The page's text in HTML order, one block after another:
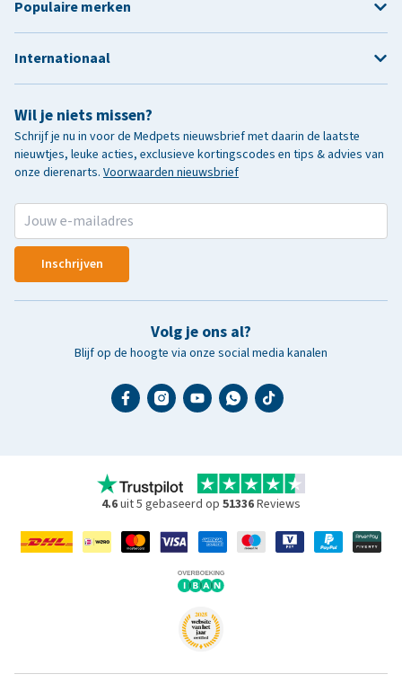
Wil je niets missen?
Schrijf je nu in voor de Medpets nieuwsbrief met daarin de laatste
nieuwtjes, leuke acties, exclusieve kortingscodes en tips & advies van
onze dierenarts. Voorwaarden nieuwsbrief
Inschrijven
Volg je ons al?
Blijf op de hoogte via onze social media kanalen
Populaire merken
Internationaal
4.6uit 5 gebaseerd op 51336Reviews